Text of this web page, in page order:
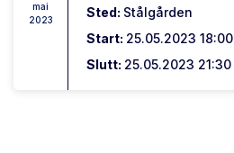
mai
2023
Sted: Stålgården
Start: 25.05.2023 18:00
Slutt: 25.05.2023 21:30